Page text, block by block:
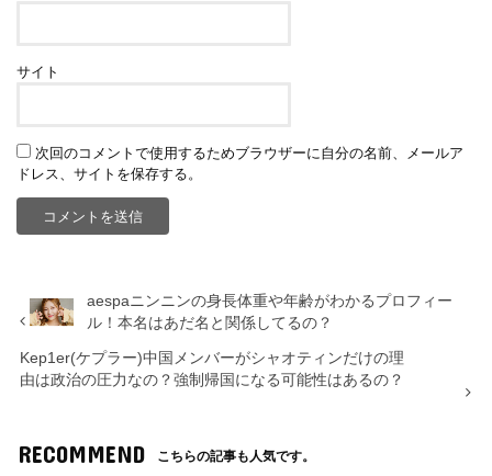
サイト
次回のコメントで使用するためブラウザーに自分の名前、メールア
ドレス、サイトを保存する。
aespaニンニンの身長体重や年齢がわかるプロフィー
ル！本名はあだ名と関係してるの？
Kep1er(ケプラー)中国メンバーがシャオティンだけの理
由は政治の圧力なの？強制帰国になる可能性はあるの？
RECOMMEND こちらの記事も人気です。